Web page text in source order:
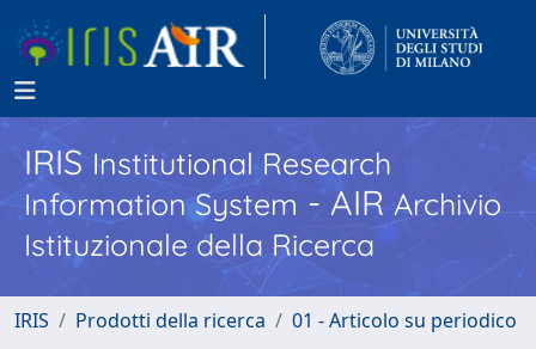
IRISInstitutional Research
Information System - AIR Archivio
Istituzionale della Ricerca
IRIS Prodotti della ricerca 01 - Articolo su periodico